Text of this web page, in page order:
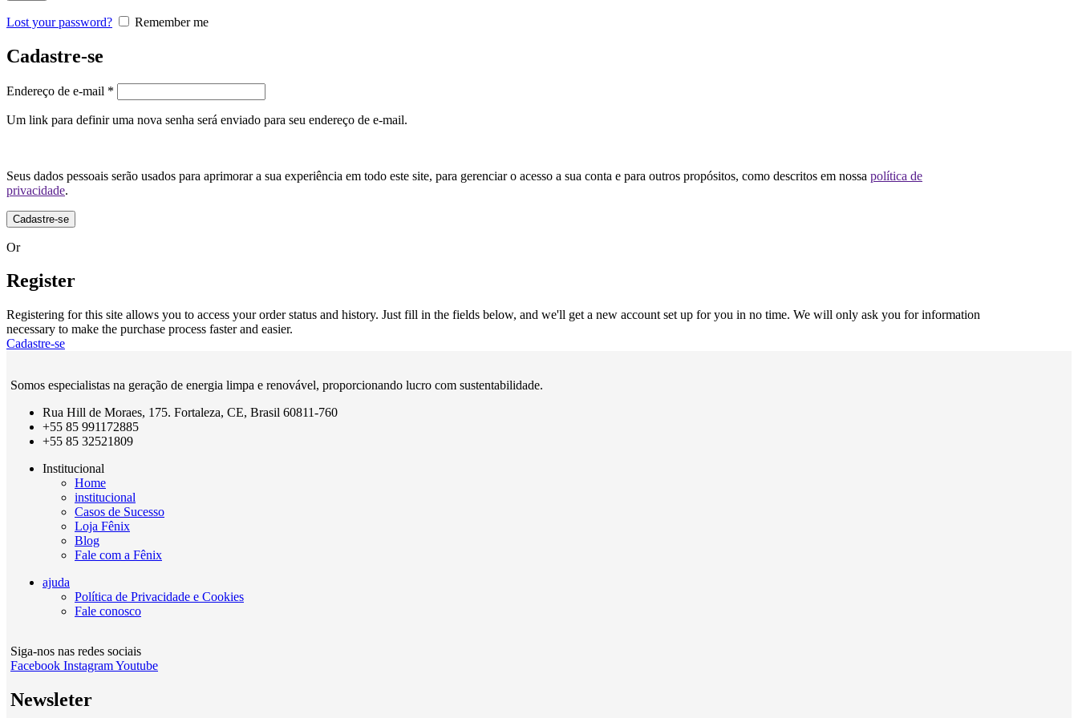
Lost your password? Remember me
Cadastre-se
Endereço de e-mail *
Um link para definir uma nova senha será enviado para seu endereço de e-mail.
Seus dados pessoais serão usados para aprimorar a sua experiência em todo este site, para gerenciar o acesso a sua conta e para outros propósitos, como descritos em nossa política de
privacidade.
Cadastre-se
Or
Register
Registering for this site allows you to access your order status and history. Just fill in the fields below, and we'll get a new account set up for you in no time. We will only ask you for information
necessary to make the purchase process faster and easier.
Cadastre-se
Somos especialistas na geração de energia limpa e renovável, proporcionando lucro com sustentabilidade.
Rua Hill de Moraes, 175. Fortaleza, CE, Brasil 60811-760
+55 85 991172885
+55 85 32521809
Institucional
Home
institucional
Casos de Sucesso
Loja Fênix
Blog
Fale com a Fênix
ajuda
Política de Privacidade e Cookies
Fale conosco
Siga-nos nas redes sociais
Facebook InstagramYoutube
Newsleter